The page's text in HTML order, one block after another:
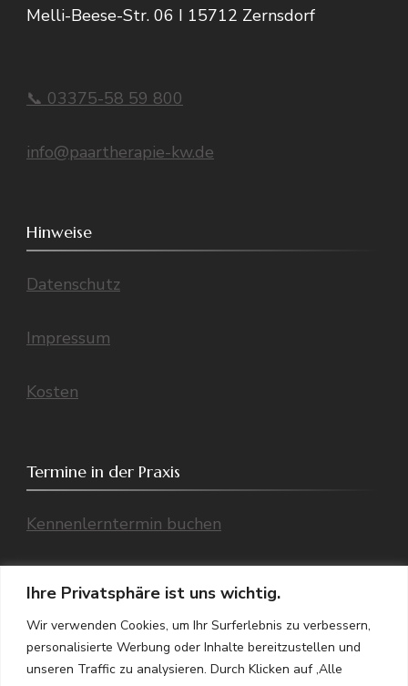
Ihre Privatsphäre ist uns wichtig.
Wir verwenden Cookies, um Ihr Surferlebnis zu verbessern,
personalisierte Werbung oder Inhalte bereitzustellen und
unseren Traffic zu analysieren. Durch Klicken auf ‚Alle
Melli-Beese-Str. 06 I 15712 Zernsdorf
📞 03375-58 59 800
info@paartherapie-kw.de
Hinweise
Datenschutz
Impressum
Kosten
Termine in der Praxis
Kennenlerntermin buchen
Übersicht aller Termine (Telefon/ Praxis,
Video)